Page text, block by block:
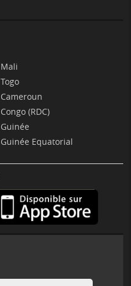
Mali
Togo
Cameroun
Congo (RDC)
Guinée
Guinée Equatorial